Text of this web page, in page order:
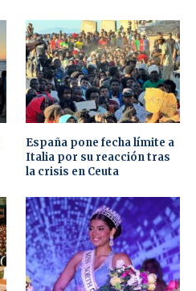
España pone fecha límite a
Italia por su reacción tras
la crisis en Ceuta